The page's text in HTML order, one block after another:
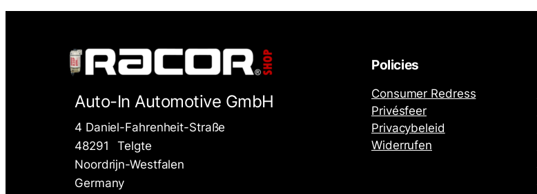
Auto-In Automotive GmbH
4 Daniel-Fahrenheit-Straße
48291
Telgte
Noordrijn-Westfalen
Germany
Policies
Consumer Redress
Privésfeer
Privacybeleid
Widerrufen